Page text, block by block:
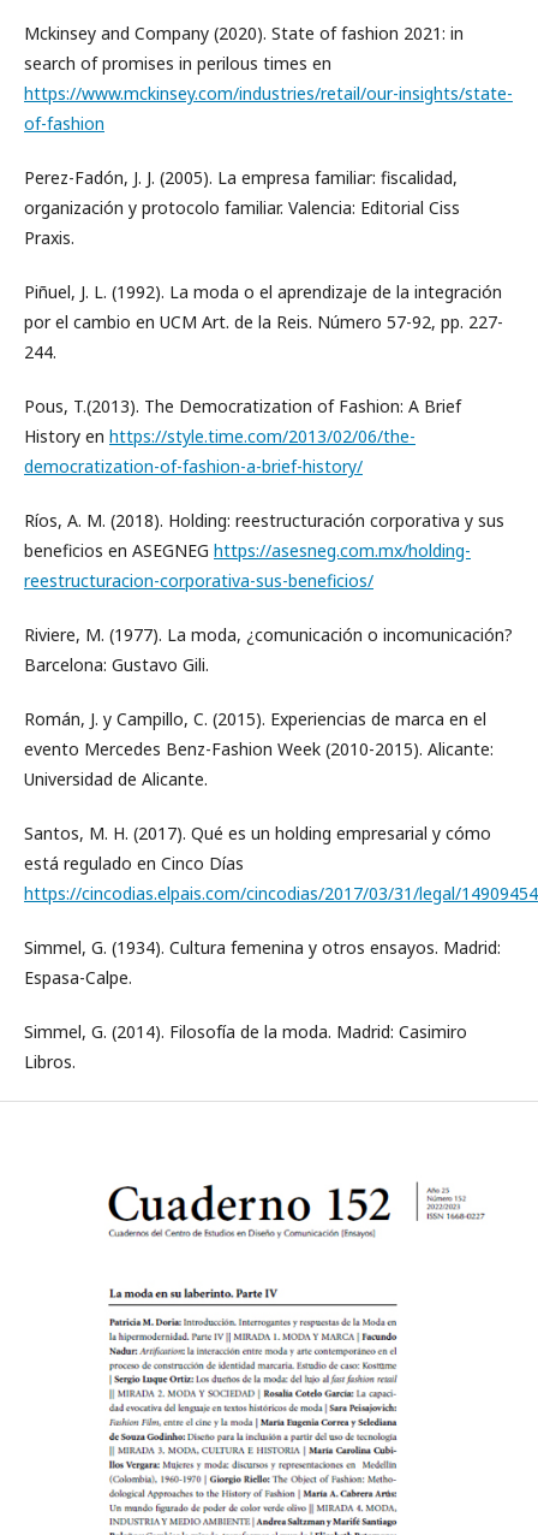
Mckinsey and Company (2020). State of fashion 2021: in
search of promises in perilous times en
https://www.mckinsey.com/industries/retail/our-insights/state-
of-fashion
Perez-Fadón, J. J. (2005). La empresa familiar: fiscalidad,
organización y protocolo familiar. Valencia: Editorial Ciss
Praxis.
Piñuel, J. L. (1992). La moda o el aprendizaje de la integración
por el cambio en UCM Art. de la Reis. Número 57-92, pp. 227-
244.
Pous, T.(2013). The Democratization of Fashion: A Brief
History en https://style.time.com/2013/02/06/the-
democratization-of-fashion-a-brief-history/
Ríos, A. M. (2018). Holding: reestructuración corporativa y sus
beneficios en ASEGNEG https://asesneg.com.mx/holding-
reestructuracion-corporativa-sus-beneficios/
Riviere, M. (1977). La moda, ¿comunicación o incomunicación?
Barcelona: Gustavo Gili.
Román, J. y Campillo, C. (2015). Experiencias de marca en el
evento Mercedes Benz-Fashion Week (2010-2015). Alicante:
Universidad de Alicante.
Santos, M. H. (2017). Qué es un holding empresarial y cómo
está regulado en Cinco Días
https://cincodias.elpais.com/cincodias/2017/03/31/legal/
Simmel, G. (1934). Cultura femenina y otros ensayos. Madrid:
Espasa-Calpe.
Simmel, G. (2014). Filosofía de la moda. Madrid: Casimiro
Libros.